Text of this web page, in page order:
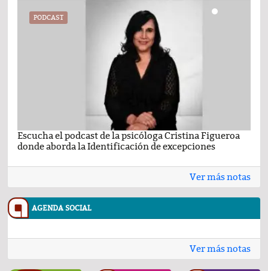
PODCAST
Escucha el podcast de la psicóloga Cristina Figueroa
donde aborda la Identificación de excepciones
Ver más notas
AGENDA SOCIAL
Ver más notas